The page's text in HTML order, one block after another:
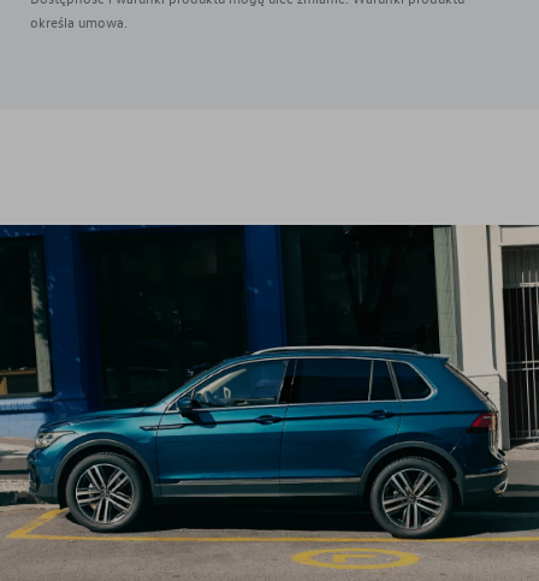
określa umowa.